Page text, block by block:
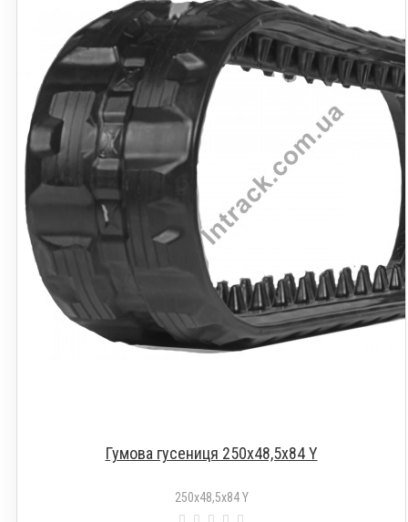
Гумова гусениця 250х48,5х84 Y
250х48,5х84 Y